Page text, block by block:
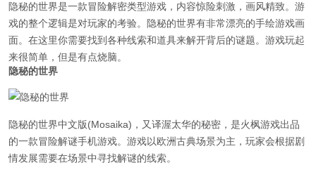
隐秘的世界是一款冒险解密类型游戏，内容惊险刺激，画风精致。游
戏的整个逻辑是对玩家的考验。隐秘的世界有非常漂亮的手绘游戏画
面。在这里你需要找到各种线索和道具来解开背后的谜题。游戏玩起
来很简单，但是有点烧脑。
隐秘的世界
隐秘的世界中文版(Mosaika)，又译渥太华的秘密，是火枫游戏出品
的一款冒险解谜手机游戏。游戏以欧洲古典场景为主，玩家会根据剧
情发展需要在场景中寻找解谜的线索。